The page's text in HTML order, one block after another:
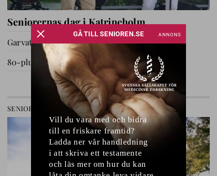
Seniorernas dag i Katrineholm
Garvat i Ryssby
80-plussare på utflykt
GÅ TILL AVDELNING
SENIOREN RELATIONER